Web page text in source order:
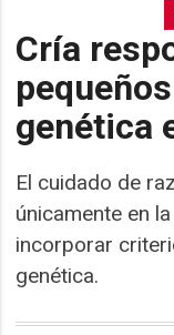
Cría
genética
El cuidado de
únicamente en
incorporar
genética.